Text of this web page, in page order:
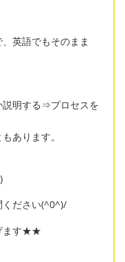
英語でもそのまま
説明する⇒プロセスを
あります。
ください(^0^)/
ます★★